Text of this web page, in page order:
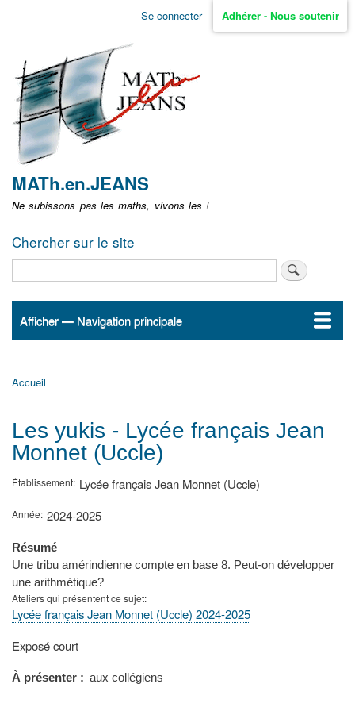
Aller
non
identifié
Se connecter Adhérer - Nous soutenir
MATh.en.JEANS
Ne subissons pas les maths, vivons les !
Chercher sur le site
Navigation
Afficher — Navigation principale
Accueil
ActualitésMATh.en.JEANS ?
Régions et Ateliers
Créer, gérer un atelier
Sujets/Publications
Congrès
d'Ariane
Accueil
Les yukis - Lycée français Jean
Monnet (Uccle)
Établissement Lycée français Jean Monnet (Uccle)
Année 2024-2025
Résumé
Une tribu amérindienne compte en base 8. Peut-on développer
une arithmétique?
Ateliers qui présentent ce sujet
Lycée français Jean Monnet (Uccle) 2024-2025
Type
présentation
Exposé court
À présenter aux collégiens